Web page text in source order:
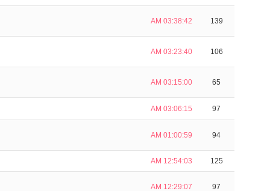
AM 03:38:42 139
AM 03:23:40 106
AM 03:15:00 65
AM 03:06:15 97
AM 01:00:59 94
AM 12:54:03 125
AM 12:29:07 97